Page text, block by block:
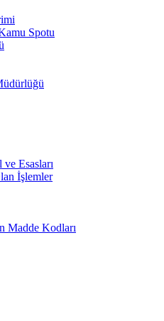
Spotu
Esasları
İşlemler
Madde Kodları